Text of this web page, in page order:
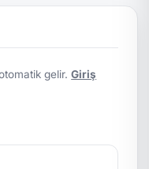
gelir.Giriş